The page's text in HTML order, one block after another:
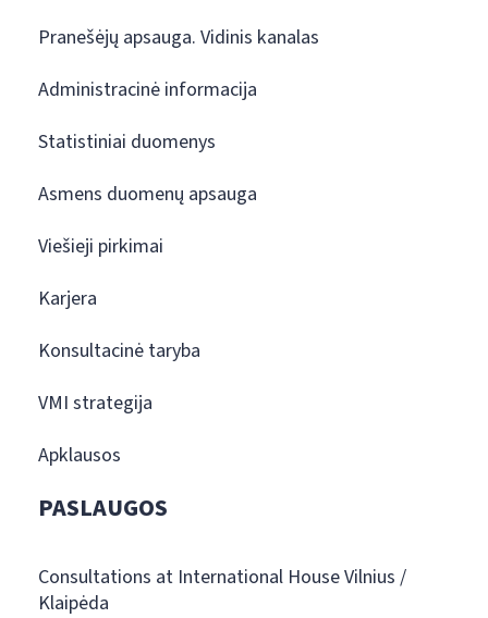
Pranešėjų apsauga. Vidinis kanalas
Administracinė informacija
Statistiniai duomenys
Asmens duomenų apsauga
Viešieji pirkimai
Karjera
Konsultacinė taryba
VMI strategija
Apklausos
PASLAUGOS
Consultations at International House Vilnius /
Klaipėda